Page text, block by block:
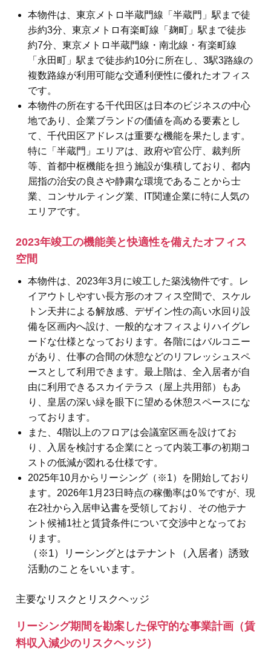
本物件は、東京メトロ半蔵門線「半蔵門」駅まで徒
歩約3分、東京メトロ有楽町線「麹町」駅まで徒歩
約7分、東京メトロ半蔵門線・南北線・有楽町線
「永田町」駅まで徒歩約10分に所在し、3駅3路線の
複数路線が利用可能な交通利便性に優れたオフィス
です。
本物件の所在する千代田区は日本のビジネスの中心
地であり、企業ブランドの価値を高める要素とし
て、千代田区アドレスは重要な機能を果たします。
特に「半蔵門」エリアは、政府や官公庁、裁判所
等、首都中枢機能を担う施設が集積しており、都内
屈指の治安の良さや静粛な環境であることから士
業、コンサルティング業、IT関連企業に特に人気の
エリアです。
2023年竣工の機能美と快適性を備えたオフィス
空間
本物件は、2023年3月に竣工した築浅物件です。レ
イアウトしやすい長方形のオフィス空間で、スケル
トン天井による解放感、デザイン性の高い水回り設
備を区画内へ設け、一般的なオフィスよりハイグレ
ードな仕様となっております。各階にはバルコニー
があり、仕事の合間の休憩などのリフレッシュスペ
ースとして利用できます。最上階は、全入居者が自
由に利用できるスカイテラス（屋上共用部）もあ
り、皇居の深い緑を眼下に望める休憩スペースにな
っております。
また、4階以上のフロアは会議室区画を設けてお
り、入居を検討する企業にとって内装工事の初期コ
ストの低減が図れる仕様です。
2025年10月からリーシング（※1）を開始しており
ます。2026年1月23日時点の稼働率は0％ですが、現
在2社から入居申込書を受領しており、その他テナ
ント候補1社と賃貸条件について交渉中となってお
ります。
（※1）リーシングとはテナント（入居者）誘致
活動のことをいいます。
主要なリスクとリスクヘッジ
リーシング期間を勘案した保守的な事業計画（賃
料収入減少のリスクヘッジ）